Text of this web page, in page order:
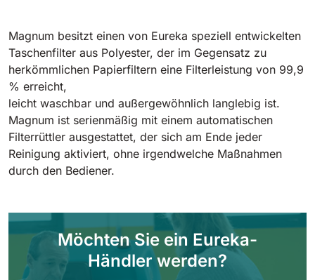
550 mm 2200 m²/h
530 mm 2280 m²/h
E61
610 mm
710 mm 3195 m²/h
Rider 1201
Rider Lift
1200 mm 7865 m²/h
1400 mm 12600 m²/h
Magnum besitzt einen von Eureka speziell entwickelten
Taschenfilter aus Polyester, der im Gegensatz zu
herkömmlichen Papierfiltern eine Filterleistung von 99,9
% erreicht,
leicht waschbar und außergewöhnlich langlebig ist.
Magnum ist serienmäßig mit einem automatischen
Filterrüttler ausgestattet, der sich am Ende jeder
Reinigung aktiviert, ohne irgendwelche Maßnahmen
durch den Bediener.
Möchten Sie ein Eureka-
Händler werden?